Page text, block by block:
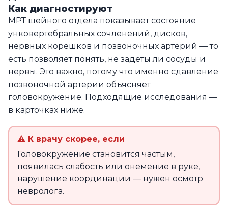
Как диагностируют
МРТ шейного отдела показывает состояние
унковертебральных сочленений, дисков,
нервных корешков и позвоночных артерий — то
есть позволяет понять, не задеты ли сосуды и
нервы. Это важно, потому что именно сдавление
позвоночной артерии объясняет
головокружение. Подходящие исследования —
в карточках ниже.
⚠ К врачу скорее, если
Головокружение становится частым,
появилась слабость или онемение в руке,
нарушение координации — нужен осмотр
невролога.